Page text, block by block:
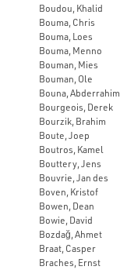
Boudou, Khalid
Bouma, Chris
Bouma, Loes
Bouma, Menno
Bouman, Mies
Bouman, Ole
Bouna, Abderrahim
Bourgeois, Derek
Bourzik, Brahim
Boute, Joep
Boutros, Kamel
Bouttery, Jens
Bouvrie, Jan des
Boven, Kristof
Bowen, Dean
Bowie, David
Bozdağ, Ahmet
Braat, Casper
Braches, Ernst